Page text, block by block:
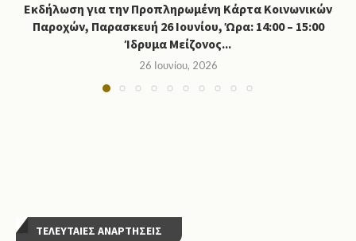
Εκδήλωση για την Προπληρωμένη Κάρτα Κοινωνικών
Παροχών, Παρασκευή 26 Ιουνίου, Ώρα: 14:00 – 15:00
Ίδρυμα Μείζονος...
26 Ιουνίου, 2026
ΤΕΛΕΥΤΑΙΕΣ ΑΝΑΡΤΗΣΕΙΣ